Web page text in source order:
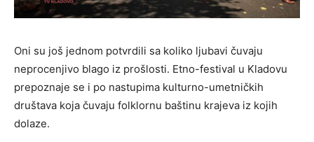
Oni su još jednom potvrdili sa koliko ljubavi čuvaju
neprocenjivo blago iz prošlosti. Etno-festival u Kladovu
prepoznaje se i po nastupima kulturno-umetničkih
društava koja čuvaju folklornu baštinu krajeva iz kojih
dolaze.